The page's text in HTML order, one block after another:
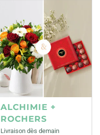
ALCHIMIE +
ROCHERS
Livraison dès demain